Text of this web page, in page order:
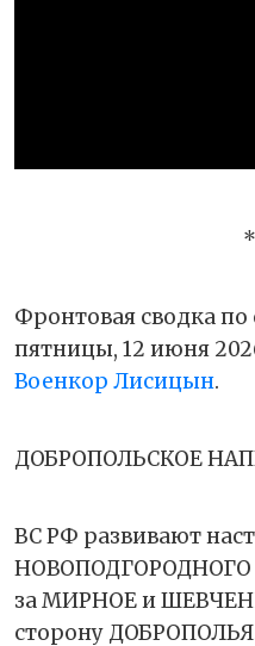
Фронтовая сводка
пятницы, 12 июня
Военкор Лисицын.
ДОБРОПОЛЬСКОЕ
ВС РФ развивают
НОВОПОДГОРОДНОГО
за МИРНОЕ и
сторону